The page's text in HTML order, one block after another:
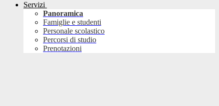
Servizi
Panoramica
Famiglie e studenti
Personale scolastico
Percorsi di studio
Prenotazioni